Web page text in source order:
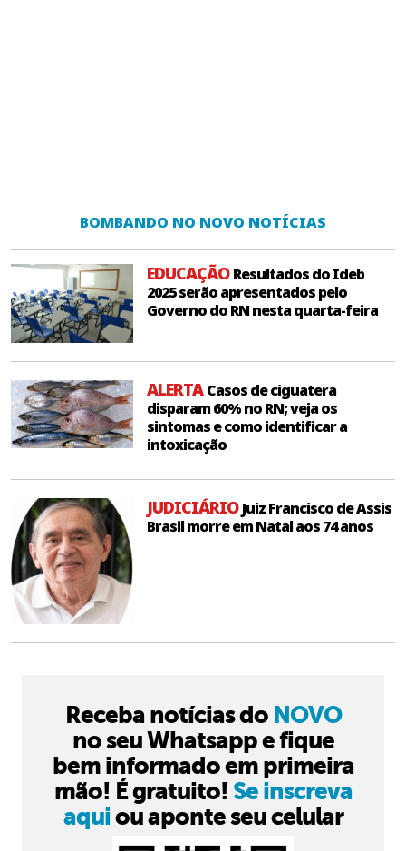
BOMBANDO NO NOVO NOTÍCIAS
EDUCAÇÃOResultados do Ideb
2025 serão apresentados pelo
Governo do RN nesta quarta-feira
ALERTACasos de ciguatera
disparam 60% no RN; veja os
sintomas e como identificar a
intoxicação
JUDICIÁRIOJuiz Francisco de Assis
Brasil morre em Natal aos 74 anos
Receba notícias do NOVO
no seu Whatsapp e fique
bem informado em primeira
mão! É gratuito! Se inscreva
aquiou aponte seu celular